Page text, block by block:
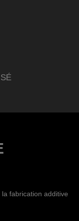
fabrication additive